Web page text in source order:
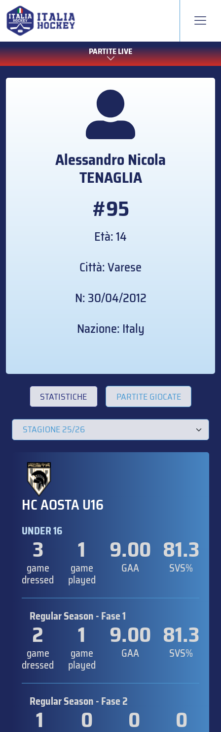
PARTITE LIVE
Alessandro Nicola
TENAGLIA
#95
Età: 14
Città: Varese
N: 30/04/2012
Nazione: Italy
STATISTICHE PARTITE GIOCATE
HC AOSTA U16
UNDER 16
3
game
dressed
1
game
played
9.00
GAA
81.3
SVS%
Regular Season - Fase 1
2
game
dressed
1
game
played
9.00
GAA
81.3
SVS%
Regular Season - Fase 2
1 0 0 0